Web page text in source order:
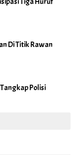
Di Titik Rawan
Polisi